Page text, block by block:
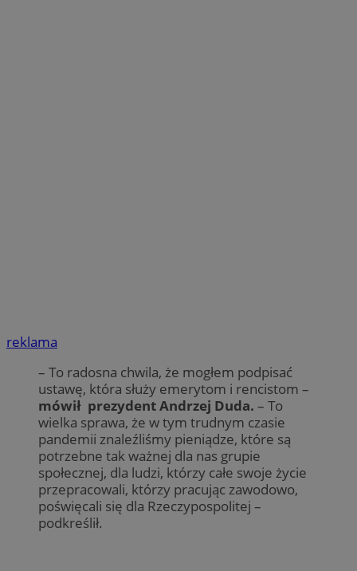
reklama
– To radosna chwila, że mogłem podpisać
ustawę, która służy emerytom i rencistom –
mówił prezydent Andrzej Duda. – To
wielka sprawa, że w tym trudnym czasie
pandemii znaleźliśmy pieniądze, które są
potrzebne tak ważnej dla nas grupie
społecznej, dla ludzi, którzy całe swoje życie
przepracowali, którzy pracując zawodowo,
poświęcali się dla Rzeczypospolitej –
podkreślił.